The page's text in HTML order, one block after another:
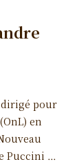
dirigé pour
en
Puccini …